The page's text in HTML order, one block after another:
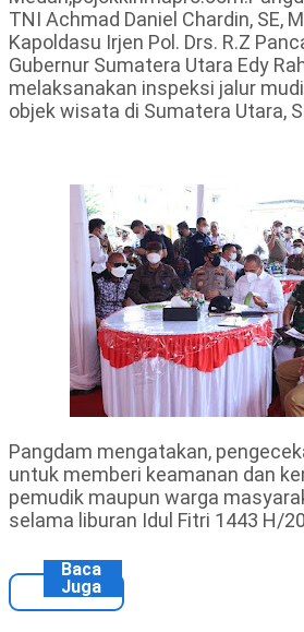
TNI Achmad Daniel Chardin, SE,
Kapoldasu Irjen Pol. Drs. R.Z
Gubernur Sumatera Utara Edy
melaksanakan inspeksi jalur
objek wisata di Sumatera Utara,
Pangdam mengatakan,
untuk memberi keamanan dan
pemudik maupun warga
selama liburan Idul Fitri 1443 H/
Baca
Juga